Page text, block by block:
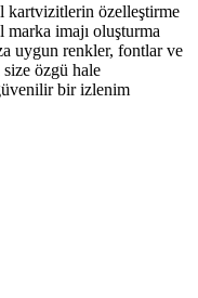
kartvizitlerin özelleştirme
imajı oluşturma
uygun renkler, fontlar ve
özgü hale
bir izlenim